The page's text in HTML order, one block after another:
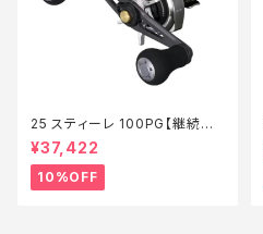
25 スティーレ 100PG【継続セ
ール_リール】【10】
¥37,422
10%OFF